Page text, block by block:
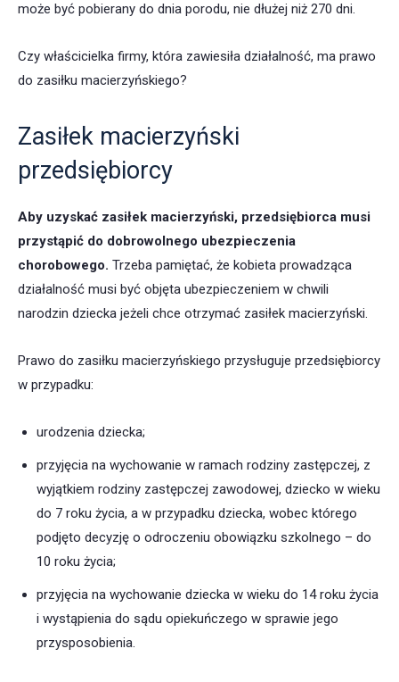
może być pobierany do dnia porodu, nie dłużej niż 270 dni.
Czy właścicielka firmy, która zawiesiła działalność, ma prawo
do zasiłku macierzyńskiego?
Zasiłek macierzyński
przedsiębiorcy
Aby uzyskać zasiłek macierzyński, przedsiębiorca musi
przystąpić do dobrowolnego ubezpieczenia
chorobowego. Trzeba pamiętać, że kobieta prowadząca
działalność musi być objęta ubezpieczeniem w chwili
narodzin dziecka jeżeli chce otrzymać zasiłek macierzyński.
Prawo do zasiłku macierzyńskiego przysługuje przedsiębiorcy
w przypadku:
urodzenia dziecka;
przyjęcia na wychowanie w ramach rodziny zastępczej, z
wyjątkiem rodziny zastępczej zawodowej, dziecko w wieku
do 7 roku życia, a w przypadku dziecka, wobec którego
podjęto decyzję o odroczeniu obowiązku szkolnego – do
10 roku życia;
przyjęcia na wychowanie dziecka w wieku do 14 roku życia
i wystąpienia do sądu opiekuńczego w sprawie jego
przysposobienia.